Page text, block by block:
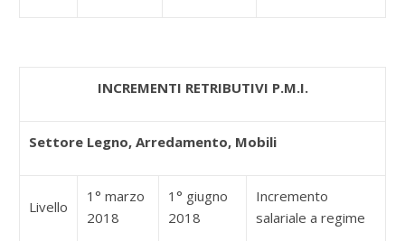
INCREMENTI RETRIBUTIVI P.M.I.
Settore Legno, Arredamento, Mobili
Livello
1° marzo
2018
1° giugno
2018
Incremento
salariale a regime